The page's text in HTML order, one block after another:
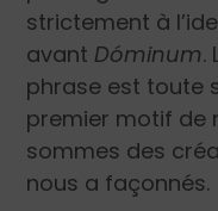
strictement à
avant Dóminum.
phrase est toute
premier motif de
sommes des
nous a façonnés.